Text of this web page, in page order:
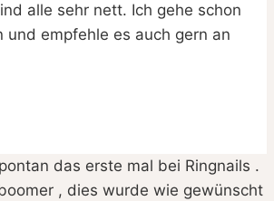
alle sehr nett. Ich gehe schon
und empfehle es auch gern an
das erste mal bei Ringnails .
, dies wurde wie gewünscht